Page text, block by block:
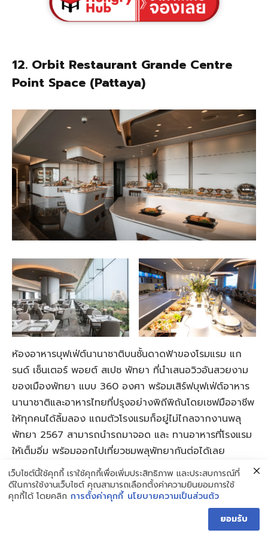
12. Orbit Restaurant Grande Centre
Point Space (Pattaya)
ห้องอาหารบุฟเฟ่ต์นานาชาติบนชั้นดาดฟ้าของโรมแรม แก
รนด์ เซ็นเตอร์ พอยต์ สเปซ พัทยา ที่นำเสนอวิวอันสวยงาม
ของเมืองพัทยา แบบ 360 องศา พร้อมเสิร์ฟบุฟเฟ่ต์อาหาร
นานาชาติและอาหารไทยที่ปรุงอย่างพิถีพิถันโดยเชฟมืออาชีพ
ให้ทุกคนได้ลิ้มลอง แถมตัวโรงแรมก็อยู่ไม่ไกลจากงานพลุ
พัทยา 2567 สามารถนำรถมาจอด และ ทานอาหารที่โรงแรม
ให้เต็มอิ่ม พร้อมออกไปเที่ยวชมพลุพัทยากันต่อได้เลย
ดีลพิเศษ : All You Can Eat
780 บาท / ท่าน
888 หมู่ 5 เมืองพัทยา อำเภอบางละมุง ชลบุรี
เว็บไซต์นี้ใช้คุกกี้ เราใช้คุกกี้เพื่อเพิ่มประสิทธิภาพ และประสบการณ์ที่
ดีในการใช้งานเว็บไซต์ คุณสามารถเลือกตั้งค่าความยินยอมการใช้
คุกกี้ได้ โดยคลิก การตั้งค่าคุกกี้ นโยบายความเป็นส่วนตัว
ยอมรับ